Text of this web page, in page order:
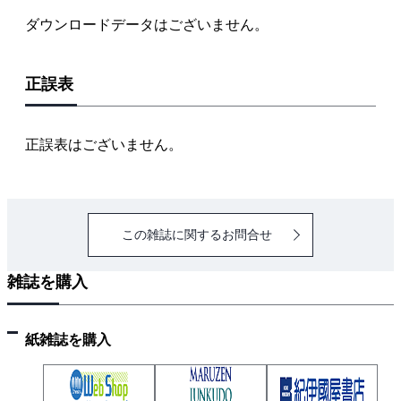
ダウンロードデータはございません。
正誤表
正誤表はございません。
この雑誌に関するお問合せ
雑誌を購入
紙雑誌を購入